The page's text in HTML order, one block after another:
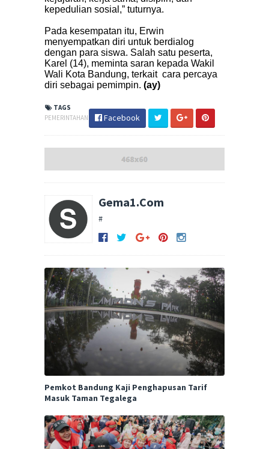
kepedulian sosial,” tuturnya.
Pada kesempatan itu, Erwin
menyempatkan diri untuk berdialog
dengan para siswa. Salah satu peserta,
Karel (14), meminta saran kepada Wakil
Wali Kota Bandung, terkait cara percaya
diri sebagai pemimpin. (ay)
TAGS
PEMERINTAHAN
Facebook
Gema1.Com
#
Pemkot Bandung Kaji Penghapusan Tarif
Masuk Taman Tegalega